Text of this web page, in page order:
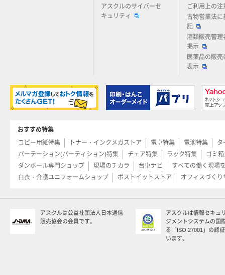
アスクルのサイバーセ
キュリティ
ご利用上の注
古物営業法に
記
酒類販売管理
掲示
医薬品の販売
表示
おすすめ特集
コピー用紙特集
トナー・インクメガストア 電卓特集 電池特集
タ
パーテーション(パーティション)特集
チェア特集 ラック特集
ゴミ
ダンボール専門ショップ
現場のチカラ 台車ナビ
すべての働く現場
白衣・介護ユニフォームショップ
ポストイットストア オフィスづくり
アスクルは公益社団法人日本通信
販売協会の会員です。
アスクルは情報セキュ
ジメントシステムの国
る「ISO 27001」の認
います。